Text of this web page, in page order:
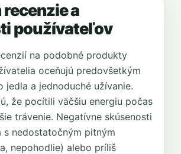
recenzie a
používateľov
na podobné produkty
oceňujú predovšetkým
jedla a jednoduché užívanie.
že pocítili väčšiu energiu počas
trávenie. Negatívne skúsenosti
s nedostatočným pitným
nepohodlie) alebo príliš